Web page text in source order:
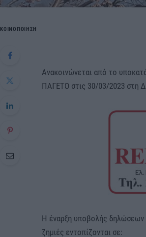
ΚΟΙΝΟΠΟΙΗΣΗ
Ανακοινώνεται από το
ΠΑΓΕΤΟ στις 30/03/2023 στη
Η έναρξη υποβολής δηλώσεων
ζημιές εντοπίζονται σε: